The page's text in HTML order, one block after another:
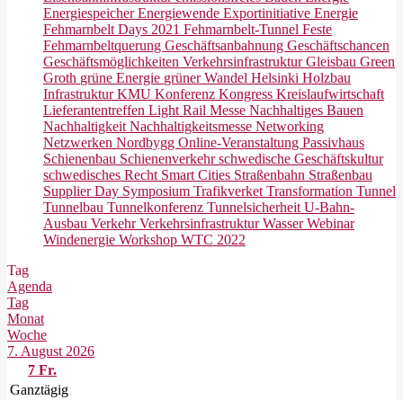
EnergiespeicherEnergiewende Exportinitiative Energie
Fehmarnbelt Days 2021 Fehmarnbelt-Tunnel Feste
Fehmarnbeltquerung Geschäftsanbahnung Geschäftschancen
Geschäftsmöglichkeiten VerkehrsinfrastrukturGleisbau Green
Groth grüne Energie grüner Wandel Helsinki Holzbau
InfrastrukturKMU Konferenz Kongress Kreislaufwirtschaft
Lieferantentreffen Light Rail Messe Nachhaltiges Bauen
Nachhaltigkeit Nachhaltigkeitsmesse Networking
Netzwerken Nordbygg Online-Veranstaltung Passivhaus
Schienenbau Schienenverkehrschwedische Geschäftskultur
schwedisches Recht Smart Cities Straßenbahn Straßenbau
Supplier Day Symposium Trafikverket Transformation Tunnel
Tunnelbau Tunnelkonferenz Tunnelsicherheit U-Bahn-
Ausbau VerkehrVerkehrsinfrastrukturWasserWebinar
Windenergie Workshop WTC 2022
Tag
Agenda
Tag
Monat
Woche
7. August 2026
7 Fr.
Ganztägig